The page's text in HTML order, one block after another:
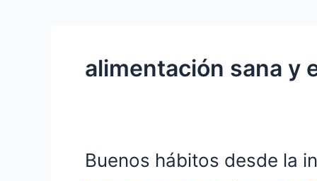
alimentación sana y
Buenos hábitos desde la